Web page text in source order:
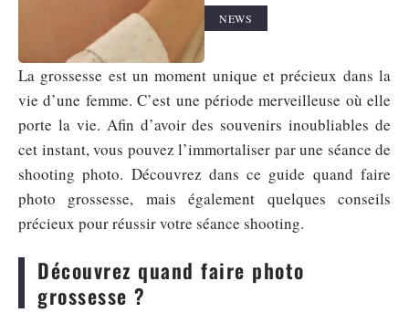
NEWS
La grossesse est un moment unique et précieux dans la
vie d’une femme. C’est une période merveilleuse où elle
porte la vie. Afin d’avoir des souvenirs inoubliables de
cet instant, vous pouvez l’immortaliser par une séance de
shooting photo. Découvrez dans ce guide quand faire
photo grossesse, mais également quelques conseils
précieux pour réussir votre séance shooting.
Découvrez quand faire photo
grossesse ?